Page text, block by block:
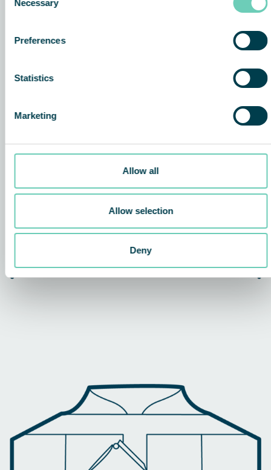
Selection
Necessary
Preferences
Statistics
Marketing
Allow all
Allow selection
Deny